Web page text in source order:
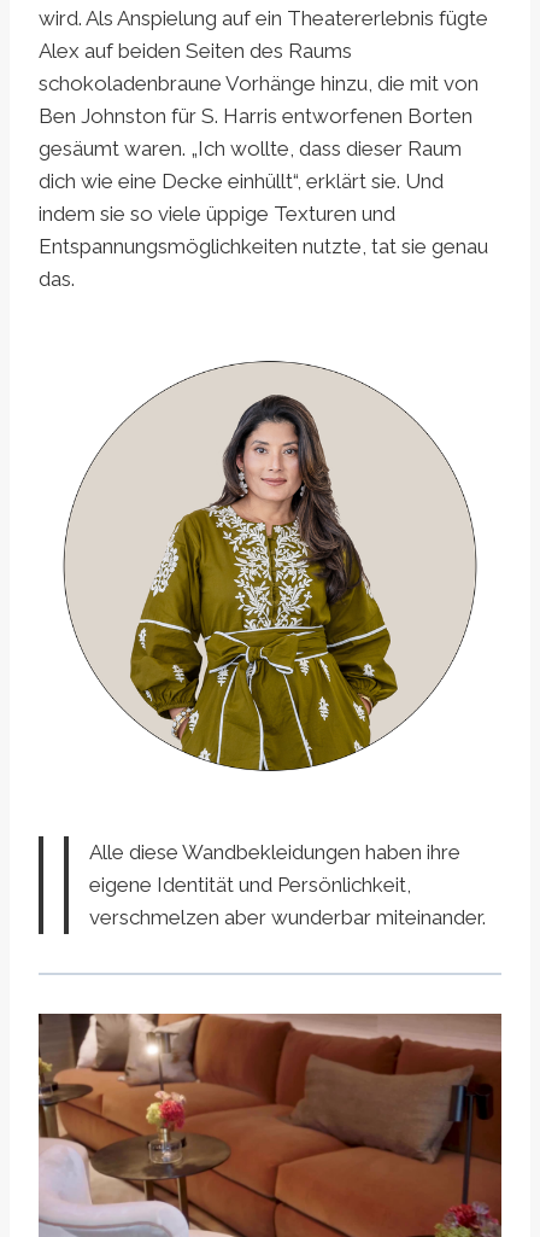
wird. Als Anspielung auf ein Theatererlebnis fügte
Alex auf beiden Seiten des Raums
schokoladenbraune Vorhänge hinzu, die mit von
Ben Johnston für S. Harris entworfenen Borten
gesäumt waren. „Ich wollte, dass dieser Raum
dich wie eine Decke einhüllt“, erklärt sie. Und
indem sie so viele üppige Texturen und
Entspannungsmöglichkeiten nutzte, tat sie genau
das.
Alle diese Wandbekleidungen haben ihre
eigene Identität und Persönlichkeit,
verschmelzen aber wunderbar miteinander.